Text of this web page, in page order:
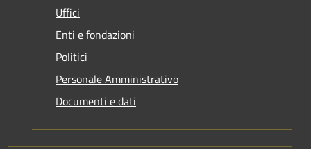
Uffici
Enti e fondazioni
Politici
Personale Amministrativo
Documenti e dati